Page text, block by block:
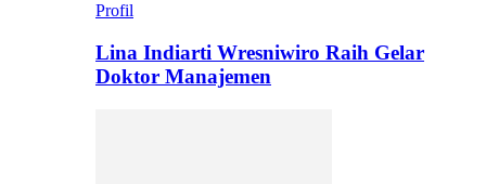
Profil
Lina Indiarti Wresniwiro Raih Gelar
Doktor Manajemen